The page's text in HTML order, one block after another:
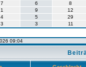
7 6
8
1 9
12
4 5
29
3 3 11
09:04